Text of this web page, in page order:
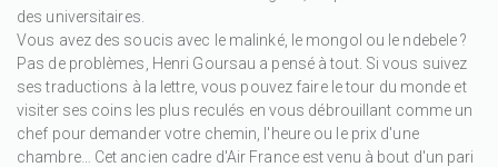
des universitaires.
Vous avez des soucis avec le malinké, le mongol ou le ndebele ?
Pas de problèmes, Henri Goursau a pensé à tout. Si vous suivez
ses traductions à la lettre, vous pouvez faire le tour du monde et
visiter ses coins les plus reculés en vous débrouillant comme un
chef pour demander votre chemin, l'heure ou le prix d'une
chambre… Cet ancien cadre d'Air France est venu à bout d'un pari